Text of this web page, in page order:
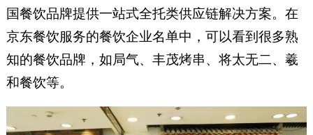
国餐饮品牌提供一站式全托类供应链解决方案。在
京东餐饮服务的餐饮企业名单中，可以看到很多熟
知的餐饮品牌，如局气、丰茂烤串、将太无二、羲
和餐饮等。